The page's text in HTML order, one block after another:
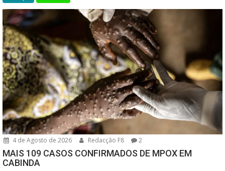
4 de Agosto de 2026 Redacção F8 2
MAIS 109 CASOS CONFIRMADOS DE MPOX EM
CABINDA